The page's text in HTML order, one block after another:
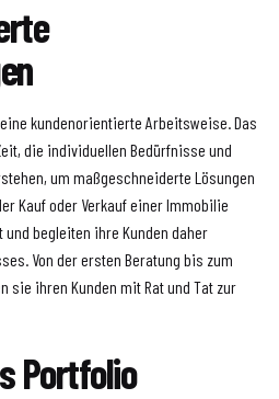
kundenorientierte Arbeitsweise. Das
die individuellen Bedürfnisse und
um maßgeschneiderte Lösungen
Kauf oder Verkauf einer Immobilie
begleiten ihre Kunden daher
Von der ersten Beratung bis zum
sie ihren Kunden mit Rat und Tat zur
Portfolio